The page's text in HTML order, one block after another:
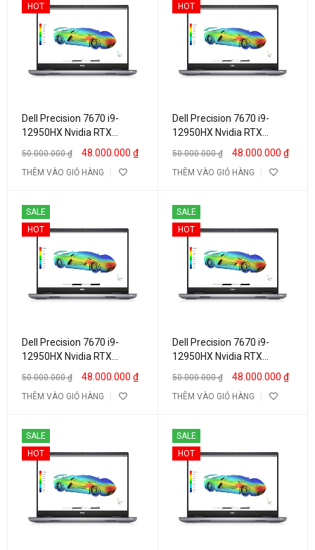
HOT
Dell Precision 7670 i9-
12950HX Nvidia RTX
A3000 12GB / RTX A4500
16″ Full HD (Copy)
50.000.000₫ 48.000.000 ₫
THÊM VÀO GIỎ HÀNG
HOT
Dell Precision 7670 i9-
12950HX Nvidia RTX
A3000 12GB / RTX A4500
16″ Full HD (Copy)
50.000.000₫ 48.000.000 ₫
THÊM VÀO GIỎ HÀNG
SALE
HOT
Dell Precision 7670 i9-
12950HX Nvidia RTX
A3000 12GB / RTX A4500
16″ Full HD (Copy)
50.000.000₫ 48.000.000 ₫
THÊM VÀO GIỎ HÀNG
SALE
HOT
Dell Precision 7670 i9-
12950HX Nvidia RTX
A3000 12GB / RTX A4500
16″ Full HD (Copy)
50.000.000₫ 48.000.000 ₫
THÊM VÀO GIỎ HÀNG
SALE
HOT
SALE
HOT